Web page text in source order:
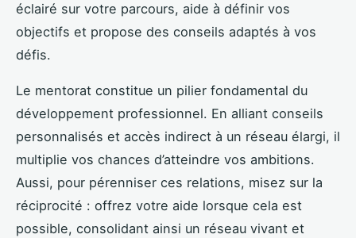
éclairé sur votre parcours, aide à définir vos
objectifs et propose des conseils adaptés à vos
défis.
Le mentorat constitue un pilier fondamental du
développement professionnel. En alliant conseils
personnalisés et accès indirect à un réseau élargi, il
multiplie vos chances d’atteindre vos ambitions.
Aussi, pour pérenniser ces relations, misez sur la
réciprocité : offrez votre aide lorsque cela est
possible, consolidant ainsi un réseau vivant et